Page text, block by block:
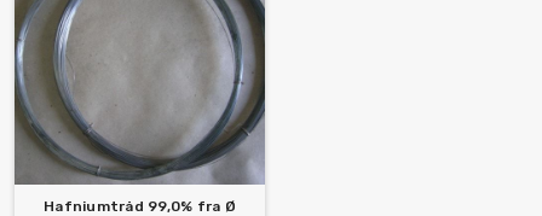
Hafniumtråd 99,0% fra Ø